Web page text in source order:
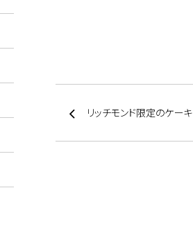
リッチモンド限定のケーキ